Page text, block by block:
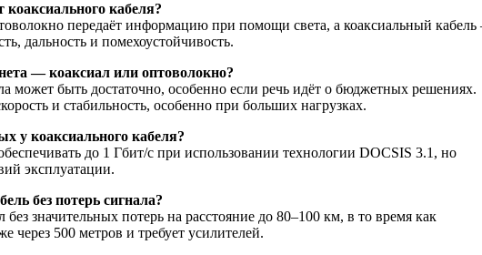
кабеля?
передаёт информацию при помощи света, а коаксиальный
дальность и помехоустойчивость.
— коаксиал или оптоволокно?
может быть достаточно, особенно если речь идёт о бюджетных решениях.
и стабильность, особенно при больших нагрузках.
у коаксиального кабеля?
до 1 Гбит/с при использовании технологии DOCSIS 3.1, но
эксплуатации.
без потерь сигнала?
значительных потерь на расстояние до 80–100 км, в то время как
через 500 метров и требует усилителей.